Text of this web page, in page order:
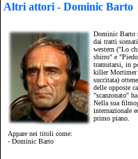
Altri attori - Dominic Barto
Dominic Barto
dai tratti
western ("Lo
sbirro" e
tramutarsi, in
killer Mortimer
succitata)
delle opposte
"scanzonato"
Nella sua
internazionale
primo piano.
Appare nei titoli come:
- Dominic Barto